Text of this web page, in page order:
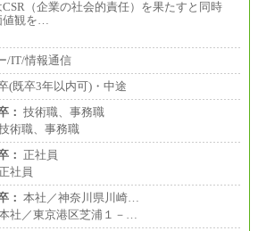
（企業の社会的責任）を果たすと同時
値観を…
/IT/情報通信
(既卒3年以内可)・中途
： 技術職、事務職
術職、事務職
： 正社員
社員
： 本社／神奈川県川崎…
社／東京港区芝浦１－…